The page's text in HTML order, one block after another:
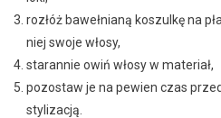
rozłóż bawełnianą koszulkę na
niej swoje włosy,
starannie owiń włosy w materiał,
pozostaw je na pewien czas
stylizacją.